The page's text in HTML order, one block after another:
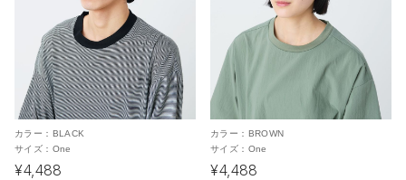
カラー： BLACK
サイズ： One
¥4,488
カラー： BROWN
サイズ： One
¥4,488